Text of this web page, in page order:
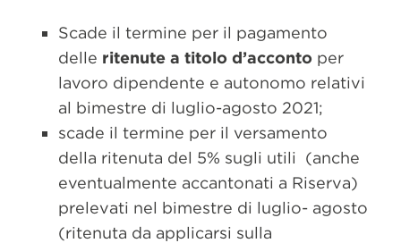
Scade il termine per il pagamento
delle ritenute a titolo d’acconto per
lavoro dipendente e autonomo relativi
al bimestre di luglio-agosto 2021;
scade il termine per il versamento
della ritenuta del 5% sugli utili (anche
eventualmente accantonati a Riserva)
prelevati nel bimestre di luglio- agosto
(ritenuta da applicarsi sulla